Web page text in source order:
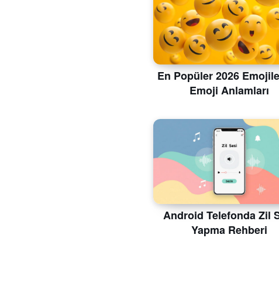
En Popüler 2026
Emoji Anlamları
Android Telefonda Zil
Yapma Rehberi